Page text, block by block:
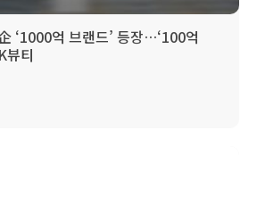
‘1000억 브랜드’ 등장…‘100억
뷰티